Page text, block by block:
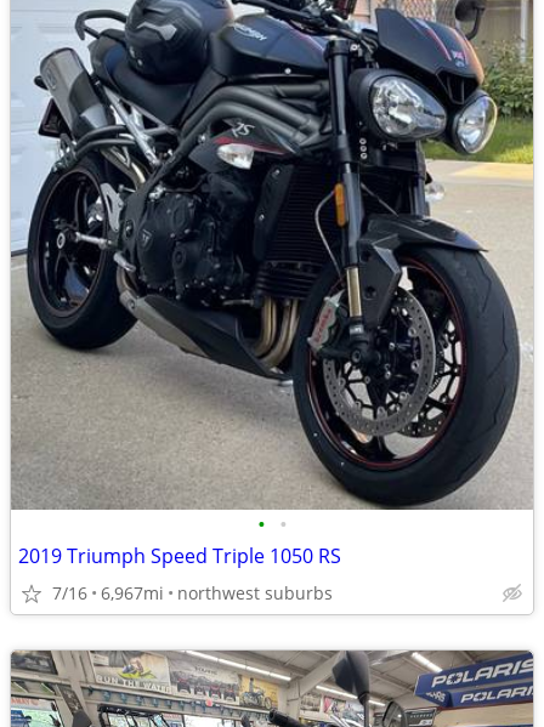
• •
2019 Triumph Speed Triple 1050 RS
7/16 6,967mi northwest suburbs